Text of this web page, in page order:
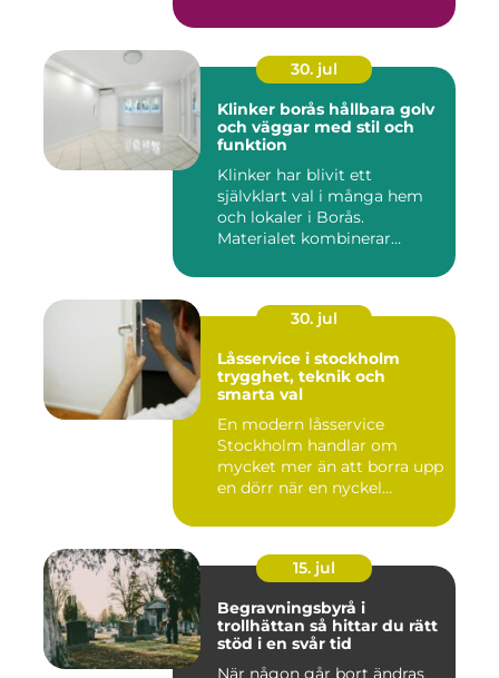
30. jul
Klinker borås hållbara golv
och väggar med stil och
funktion
Klinker har blivit ett
självklart val i många hem
och lokaler i Borås.
Materialet kombinerar
30. jul
Låsservice i stockholm
trygghet, teknik och
smarta val
En modern låsservice
Stockholm handlar om
mycket mer än att borra upp
en dörr när en nyckel
15. jul
Begravningsbyrå i
trollhättan så hittar du rätt
stöd i en svår tid
När någon går bort ändras